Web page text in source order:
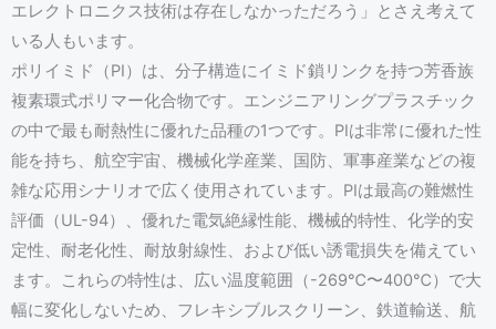
エレクトロニクス技術は存在しなかっただろう」とさえ考えて
いる人もいます。
ポリイミド（PI）は、分子構造にイミド鎖リンクを持つ芳香族
複素環式ポリマー化合物です。エンジニアリングプラスチック
の中で最も耐熱性に優れた品種の1つです。PIは非常に優れた性
能を持ち、航空宇宙、機械化学産業、国防、軍事産業などの複
雑な応用シナリオで広く使用されています。PIは最高の難燃性
評価（UL-94）、優れた電気絶縁性能、機械的特性、化学的安
定性、耐老化性、耐放射線性、および低い誘電損失を備えてい
ます。これらの特性は、広い温度範囲（-269℃〜400℃）で大
幅に変化しないため、フレキシブルスクリーン、鉄道輸送、航